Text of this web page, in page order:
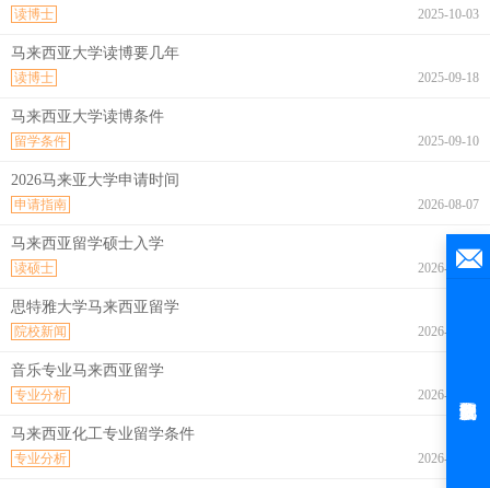
2025-10-03
读博士
马来西亚大学读博要几年
2025-09-18
读博士
马来西亚大学读博条件
2025-09-10
留学条件
2026马来亚大学申请时间
2026-08-07
申请指南
马来西亚留学硕士入学
2026-08-07
读硕士
思特雅大学马来西亚留学
2026-08-07
院校新闻
音乐专业马来西亚留学
2026-08-07
专业分析
马来西亚化工专业留学条件
2026-08-07
专业分析